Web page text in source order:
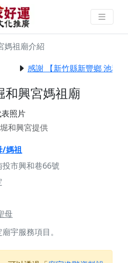
祖廟 | 拜好廟求好
的信仰
媽祖廟介紹
感謝 【新竹縣新豐鄉 池和宮
和興宮媽祖廟
和興宮提供
/媽祖
市興和巷66號
母
宇服務項目。